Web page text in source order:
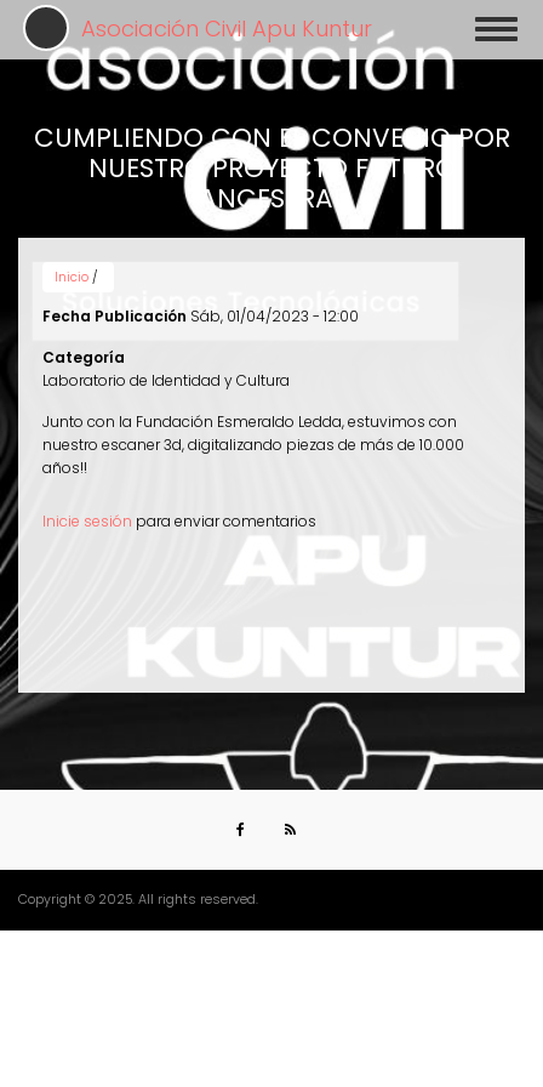
Pasar
contenido
principal
Asociación Civil Apu Kuntur
CUMPLIENDO CON EL CONVENIO POR
NUESTRO PROYECTO FUTURO
ANCESTRAL
Inicio /
Fecha Publicación Sáb, 01/04/2023 - 12:00
Categoría
Laboratorio de Identidad y Cultura
Junto con la Fundación Esmeraldo Ledda, estuvimos con
nuestro escaner 3d, digitalizando piezas de más de 10.000
años!!
Inicie sesión para enviar comentarios
Copyright © 2025. All rights reserved.